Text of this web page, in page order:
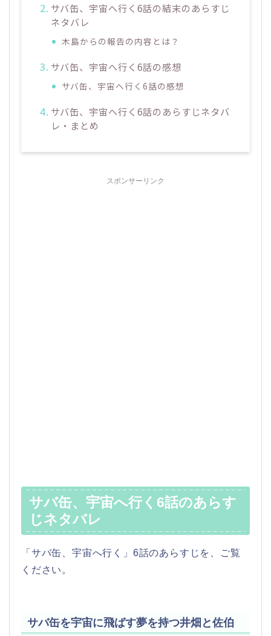
サバ缶、宇宙へ行く6話の結末のあらすじ
ネタバレ
木島からの報告の内容とは？
サバ缶、宇宙へ行く6話の感想
サバ缶、宇宙へ行く6話の感想
サバ缶、宇宙へ行く6話のあらすじネタバ
レ・まとめ
スポンサーリンク
サバ缶、宇宙へ行く6話のあらす
じネタバレ
「サバ缶、宇宙へ行く」6話のあらすじを、ご覧
ください。
サバ缶を宇宙に飛ばす夢を持つ井畑と佐伯